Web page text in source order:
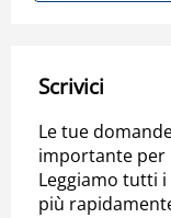
Scrivici
Le tue
importante per
Leggiamo tutti
più